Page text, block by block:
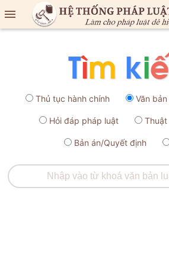

Thủ tục hành chính Văn
Hỏi đáp pháp luật
Bản án/Quyết định